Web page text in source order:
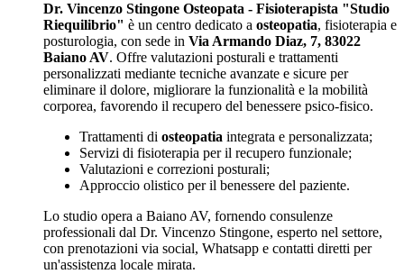
Dr. Vincenzo Stingone Osteopata - Fisioterapista "Studio
Riequilibrio" è un centro dedicato a osteopatia, fisioterapia e
posturologia, con sede in Via Armando Diaz, 7, 83022
Baiano AV. Offre valutazioni posturali e trattamenti
personalizzati mediante tecniche avanzate e sicure per
eliminare il dolore, migliorare la funzionalità e la mobilità
corporea, favorendo il recupero del benessere psico-fisico.
Trattamenti di osteopatia integrata e personalizzata;
Servizi di fisioterapia per il recupero funzionale;
Valutazioni e correzioni posturali;
Approccio olistico per il benessere del paziente.
Lo studio opera a Baiano AV, fornendo consulenze
professionali dal Dr. Vincenzo Stingone, esperto nel settore,
con prenotazioni via social, Whatsapp e contatti diretti per
un'assistenza locale mirata.